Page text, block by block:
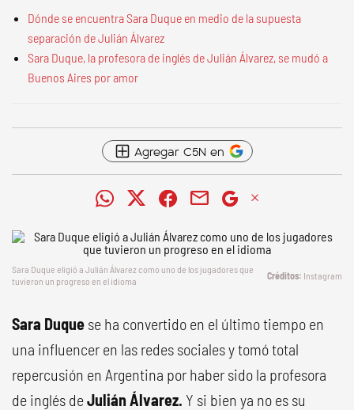
Dónde se encuentra Sara Duque en medio de la supuesta
separación de Julián Álvarez
Sara Duque, la profesora de inglés de Julián Álvarez, se mudó a
Buenos Aires por amor
Agregar C5N en
Sara Duque eligió a Julián Álvarez como uno de los jugadores que
tuvieron un progreso en el idioma
Instagram
Sara Duque se ha convertido en el último tiempo en
una influencer en las redes sociales y tomó total
repercusión en Argentina por haber sido la profesora
de inglés deJulián Álvarez. Y si bien ya no es su